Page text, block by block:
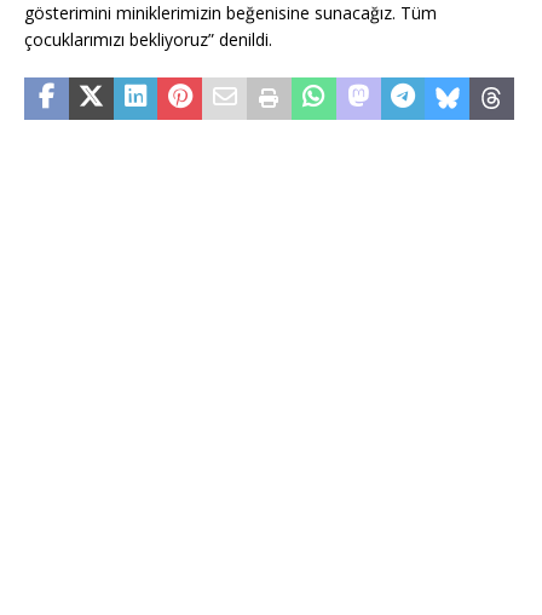
gösterimini miniklerimizin beğenisine sunacağız. Tüm
çocuklarımızı bekliyoruz” denildi.